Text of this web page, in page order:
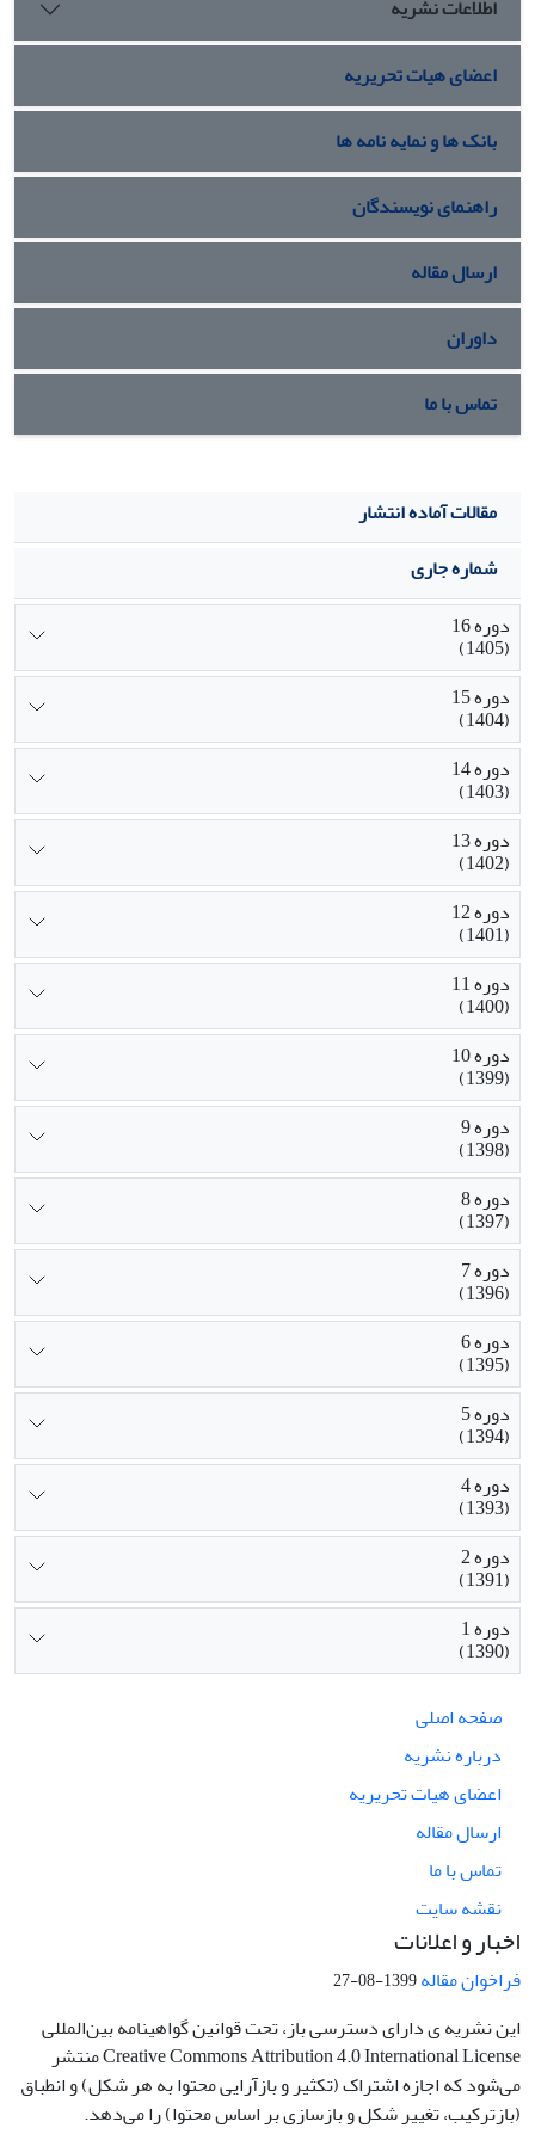
تحت بررسی دارای 0.67 درجه از قابلیت اطمینان می‌باشد. نتایج
این تحقیق می­تواند مبنای مناسبی جهت اجرای پروژه­های پژوهشی
و عملیاتی در شبکه‌های گسترده شعاعی در صنعت برق به شمار
آید.
اطلاعات نشریه
اعضای هیات تحریریه
بانک ها و نمایه نامه ها
راهنمای نویسندگان
ارسال مقاله
داوران
تماس با ما
مقالات آماده انتشار
شماره جاری
دوره 16
(1405)
دوره 15
(1404)
دوره 14
(1403)
دوره 13
(1402)
دوره 12
(1401)
دوره 11
(1400)
دوره 10
(1399)
دوره 9
(1398)
دوره 8
(1397)
دوره 7
(1396)
دوره 6
(1395)
دوره 5
(1394)
دوره 4
(1393)
دوره 2
(1391)
دوره 1
(1390)
صفحه اصلی
درباره نشریه
اعضای هیات تحریریه
ارسال مقاله
تماس با ما
نقشه سایت
اخبار و اعلانات
فراخوان مقاله1399-08-27
این نشریه ی دارای دسترسی باز، تحت قوانین گواهینامه بین‌المللی
Creative Commons Attribution 4.0 International License منتشر
می‌شود که اجازه اشتراک (تکثیر و بازآرایی محتوا به هر شکل) و انطباق
(بازترکیب، تغییر شکل و بازسازی بر اساس محتوا) را می‌دهد.